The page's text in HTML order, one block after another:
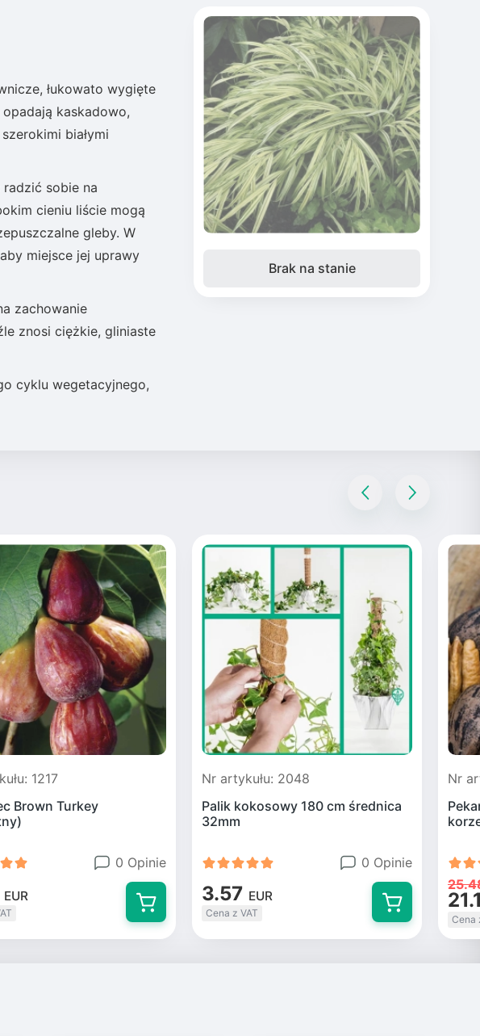
łukowato wygięte
kaskadowo,
białymi
radzić sobie na
cieniu liście mogą
gleby. W
miejsce jej uprawy
zachowanie
znosi ciężkie, gliniaste
cyklu wegetacyjnego,
Brak na stanie
1217
Brown Turkey
0 Opinie
EUR
Nr artykułu: 2048
Palik kokosowy 180 cm średnica
32mm
0 Opinie
3.57 EUR
Cena z VAT
Nr
Cena